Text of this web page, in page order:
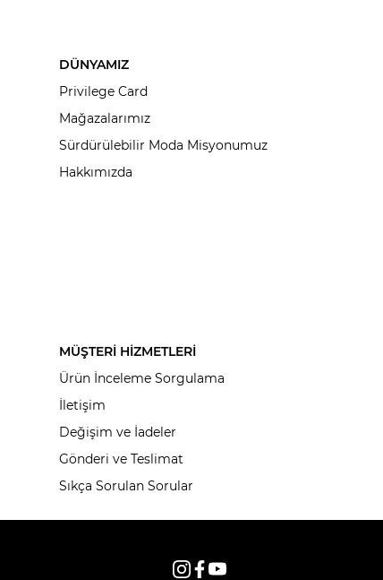
DÜNYAMIZ
Privilege Card
Mağazalarımız
Sürdürülebilir Moda Misyonumuz
Hakkımızda
MÜŞTERİ HİZMETLERİ
Ürün İnceleme Sorgulama
İletişim
Değişim ve İadeler
Gönderi ve Teslimat
Sıkça Sorulan Sorular